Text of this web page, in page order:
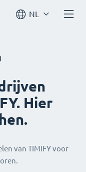
NL
Hier
van TIMIFY voor